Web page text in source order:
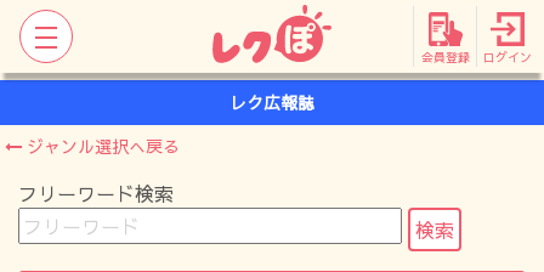
会員登録 ログイン
レク広報誌
ジャンル選択へ戻る
フリーワード検索